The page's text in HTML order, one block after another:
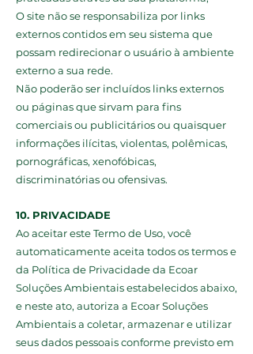
O site não se responsabiliza por links
externos contidos em seu sistema que
possam redirecionar o usuário à ambiente
externo a sua rede.
Não poderão ser incluídos links externos
ou páginas que sirvam para fins
comerciais ou publicitários ou quaisquer
informações ilícitas, violentas, polêmicas,
pornográficas, xenofóbicas,
discriminatórias ou ofensivas.
10. PRIVACIDADE
Ao aceitar este Termo de Uso, você
automaticamente aceita todos os termos e
da Política de Privacidade da Ecoar
Soluções Ambientais estabelecidos abaixo,
e neste ato, autoriza a Ecoar Soluções
Ambientais a coletar, armazenar e utilizar
seus dados pessoais conforme previsto em